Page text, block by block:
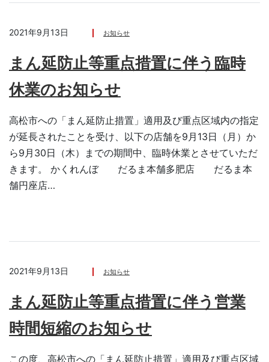
2021年9月13日 お知らせ
まん延防止等重点措置に伴う臨時
休業のお知らせ
高松市への「まん延防止措置」適用及び重点区域内の指定
が延長されたことを受け、以下の店舗を9月13日（月）か
ら9月30日（木）までの期間中、臨時休業とさせていただ
きます。 かくれんぼ だるま本舗多肥店 だるま本
舗円座店…
2021年9月13日 お知らせ
まん延防止等重点措置に伴う営業
時間短縮のお知らせ
この度、高松市への「まん延防止措置」適用及び重点区域